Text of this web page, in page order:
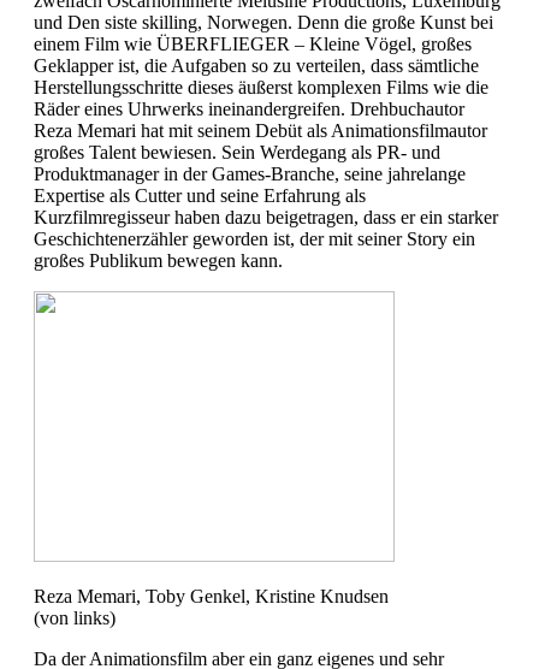
und Den siste skilling, Norwegen. Denn die große Kunst bei
einem Film wie ÜBERFLIEGER – Kleine Vögel, großes
Geklapper ist, die Aufgaben so zu verteilen, dass sämtliche
Herstellungsschritte dieses äußerst komplexen Films wie die
Räder eines Uhrwerks ineinandergreifen. Drehbuchautor
Reza Memari hat mit seinem Debüt als Animationsfilmautor
großes Talent bewiesen. Sein Werdegang als PR- und
Produktmanager in der Games-Branche, seine jahrelange
Expertise als Cutter und seine Erfahrung als
Kurzfilmregisseur haben dazu beigetragen, dass er ein starker
Geschichtenerzähler geworden ist, der mit seiner Story ein
großes Publikum bewegen kann.
Reza Memari, Toby Genkel, Kristine Knudsen
(von links)
Da der Animationsfilm aber ein ganz eigenes und sehr